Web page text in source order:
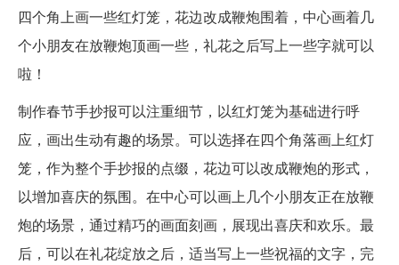
四个角上画一些红灯笼，花边改成鞭炮围着，中心画着几
个小朋友在放鞭炮顶画一些，礼花之后写上一些字就可以
啦！
制作春节手抄报可以注重细节，以红灯笼为基础进行呼
应，画出生动有趣的场景。可以选择在四个角落画上红灯
笼，作为整个手抄报的点缀，花边可以改成鞭炮的形式，
以增加喜庆的氛围。在中心可以画上几个小朋友正在放鞭
炮的场景，通过精巧的画面刻画，展现出喜庆和欢乐。最
后，可以在礼花绽放之后，适当写上一些祝福的文字，完